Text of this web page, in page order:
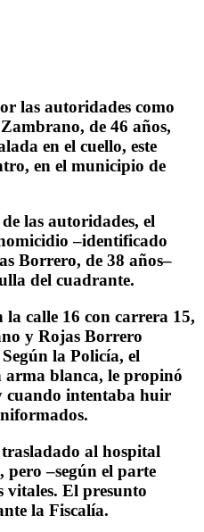
las autoridades como
de 46 años,
en el cuello, este
en el municipio de
las autoridades, el
–identificado
Borrero, de 38 años–
del cuadrante.
calle 16 con carrera 15,
y Rojas Borrero
la Policía, el
arma blanca, le propinó
cuando intentaba huir
al hospital
–según el parte
vitales. El presunto
la Fiscalía.